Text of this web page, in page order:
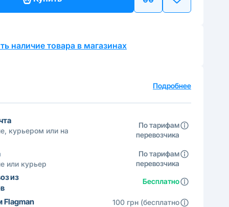
наличие товара в магазинах
Подробнее
курьером или на
По тарифам
перевозчика
или курьер
По тарифам
перевозчика
из
Бесплатно
Flagman
100 грн (бесплатно